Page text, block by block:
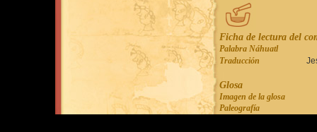
Ficha de lectura del
Palabra Náhuatl
Traducción
Glosa
Imagen de la glosa
Paleografía